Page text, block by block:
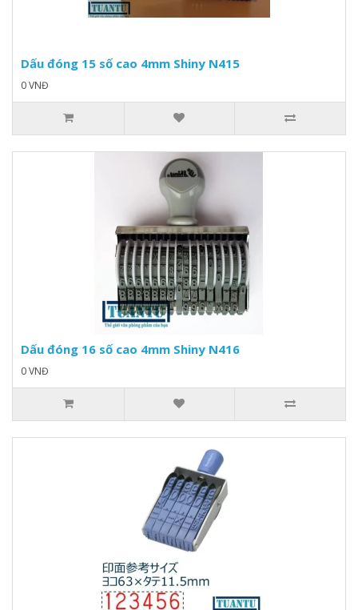
Dấu đóng 15 số cao 4mm Shiny N415
0 VNĐ
Dấu đóng 16 số cao 4mm Shiny N416
0 VNĐ